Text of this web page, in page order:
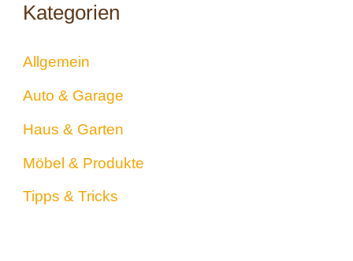
Kategorien
Allgemein
Auto & Garage
Haus & Garten
Möbel & Produkte
Tipps & Tricks